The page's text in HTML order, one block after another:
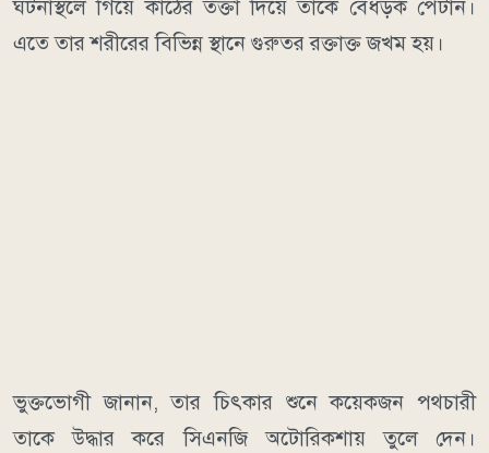
ঘটনাস্থলে গিয়ে কাঠের তক্তা দিয়ে তাকে বেধড়ক পেটান।
এতে তার শরীরের বিভিন্ন স্থানে গুরুতর রক্তাক্ত জখম হয়।
ভুক্তভোগী জানান, তার চিৎকার শুনে কয়েকজন পথচারী
তাকে উদ্ধার করে সিএনজি অটোরিকশায় তুলে দেন।